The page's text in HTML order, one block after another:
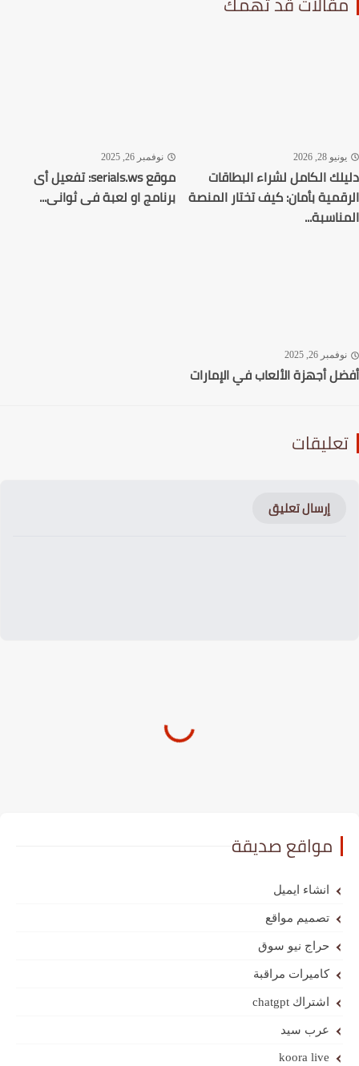
28, 2026
الكامل لشراء البطاقات
بأمان: كيف تختار المنصة
نوفمبر 26, 2025
موقع serials.ws: تفعيل أى
برنامج او لعبة فى ثوانى...
26, 2025
أجهزة الألعاب في الإمارات
إرسال تعليق
مواقع صديقة
انشاء ايميل
تصميم مواقع
حراج نيو سوق
كاميرات مراقبة
اشتراك chatgpt
عرب سيد
koora live